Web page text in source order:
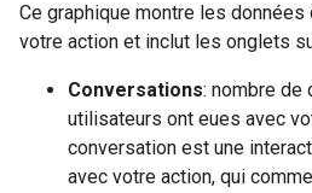
Ce graphique montre les
votre action et inclut les onglets
Conversations: nombre de
utilisateurs ont eues avec
conversation est une
avec votre action, qui